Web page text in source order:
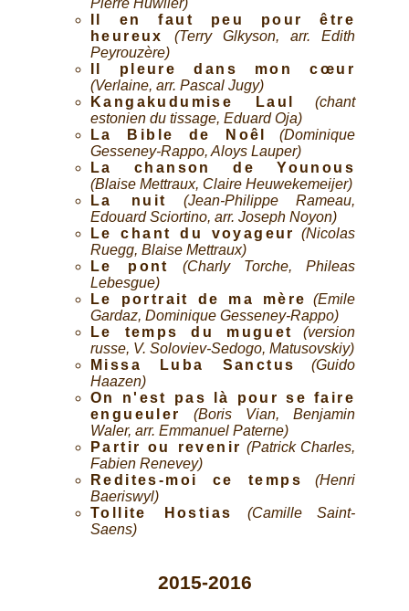
Pierre Huwiler)
Il en faut peu pour être
heureux
(Terry Glkyson, arr. Edith
Peyrouzère)
Il pleure dans mon cœur
(Verlaine, arr. Pascal Jugy)
Kangakudumise Laul
(chant
estonien du tissage, Eduard Oja)
La Bible de Noêl
(Dominique
Gesseney-Rappo, Aloys Lauper)
La chanson de Younous
(Blaise Mettraux, Claire Heuwekemeijer)
La nuit
(Jean-Philippe Rameau,
Edouard Sciortino, arr. Joseph Noyon)
Le chant du voyageur (Nicolas
Ruegg, Blaise Mettraux)
Le pont
(Charly Torche, Phileas
Lebesgue)
Le portrait de ma mère (Emile
Gardaz, Dominique Gesseney-Rappo)
Le temps du muguet
(version
russe, V. Soloviev-Sedogo, Matusovskiy)
Missa Luba Sanctus
(Guido
Haazen)
On n'est pas là pour se faire
engueuler
(Boris Vian, Benjamin
Waler, arr. Emmanuel Paterne)
Partir ou revenir (Patrick Charles,
Fabien Renevey)
Redites-moi ce temps
(Henri
Baeriswyl)
Tollite Hostias
(Camille Saint-
Saens)
2015-2016